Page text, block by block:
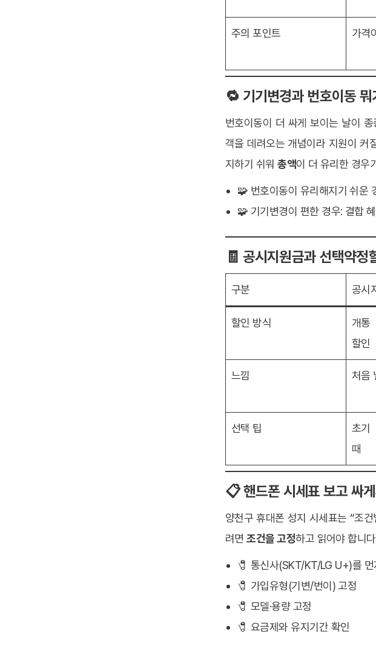
주의 포인트 가격
🔁 기기변경과 번호이동
번호이동이 더 싸게 보이는 날이
객을 데려오는 개념이라 지원이 커
지하기 쉬워총액이 더 유리한 경우
🧩 번호이동이 유리해지기 쉬운
🧩 기기변경이 편한 경우: 결합
🧾 공시지원금과 선택약정
구분 공시
할인 방식
개통
할인
느낌 처음
선택 팁
초기
때
📋 핸드폰 시세표 보고 싸
양천구 휴대폰 성지 시세표는 “조
려면조건을 고정하고 읽어야 합니
🧷 통신사(SKT/KT/LG U+)를 먼
🧷 가입유형(기변/번이) 고정
🧷 모델·용량 고정
🧷 요금제와 유지기간 확인